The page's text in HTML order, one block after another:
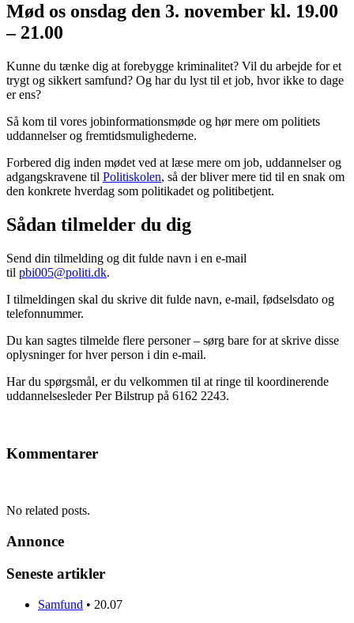
Mød os onsdag den 3. november kl. 19.00
– 21.00
Kunne du tænke dig at forebygge kriminalitet? Vil du arbejde for et
trygt og sikkert samfund? Og har du lyst til et job, hvor ikke to dage
er ens?
Så kom til vores jobinformationsmøde og hør mere om politiets
uddannelser og fremtidsmulighederne.
Forbered dig inden mødet ved at læse mere om job, uddannelser og
adgangskravene til Politiskolen, så der bliver mere tid til en snak om
den konkrete hverdag som politikadet og politibetjent.
Sådan tilmelder du dig
Send din tilmelding og dit fulde navn i en e-mail
til pbi005@politi.dk.
I tilmeldingen skal du skrive dit fulde navn, e-mail, fødselsdato og
telefonnummer.
Du kan sagtes tilmelde flere personer – sørg bare for at skrive disse
oplysninger for hver person i din e-mail.
Har du spørgsmål, er du velkommen til at ringe til koordinerende
uddannelsesleder Per Bilstrup på 6162 2243.
Kommentarer
No related posts.
Annonce
Seneste artikler
Samfund • 20.07